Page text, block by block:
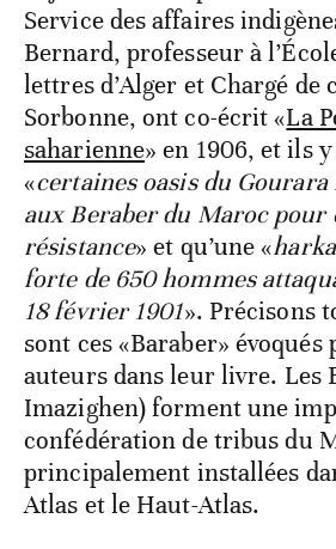
Service des affaires
Bernard, professeur à
lettres d’Alger et Chargé de
Sorbonne, ont co-écrit «La
saharienne» en 1906, et ils
«certaines oasis du
aux Beraber du Maroc pour
résistance» et qu’une «
forte de 650 hommes
18 février 1901». Précisons
sont ces «Baraber» évoqués
auteurs dans leur livre. Les
Imazighen) forment une
confédération de tribus du
principalement installées
Atlas et le Haut-Atlas.